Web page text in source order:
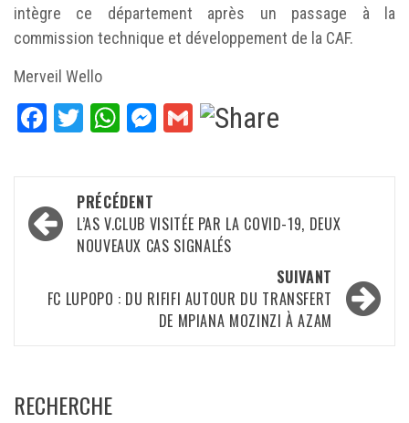
intègre ce département après un passage à la
commission technique et développement de la CAF.
Merveil Wello
Facebook
TwitterWhatsApp
Messenger
Gmail
Navigation
d’article
PRÉCÉDENT
L’AS V.CLUB VISITÉE PAR LA COVID-19, DEUX
NOUVEAUX CAS SIGNALÉS
SUIVANT
FC LUPOPO : DU RIFIFI AUTOUR DU TRANSFERT
DE MPIANA MOZINZI À AZAM
RECHERCHE